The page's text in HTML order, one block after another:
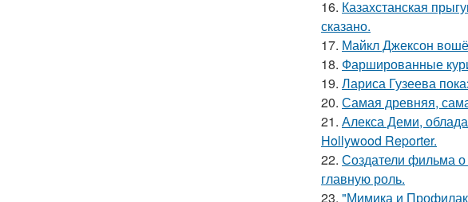
16. Казахстанская
сказано.
17. Майкл Джексон
18. Фаршированные
19. Лариса Гузеева
20. Самая древняя,
21. Алекса Деми,
Hollywood Reporter.
22. Создатели фильма о
главную роль.
23. "Мимика и